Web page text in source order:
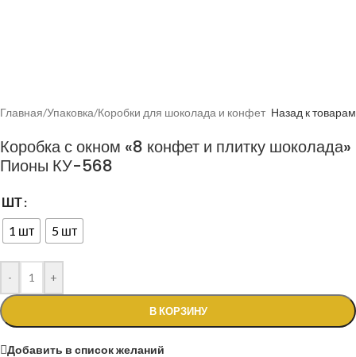
Главная/Упаковка/Коробки для шоколада и конфет Назад к товарам
Коробка с окном «8 конфет и плитку шоколада»
Пионы КУ-568
ШТ
1 шт
5 шт
- +
В КОРЗИНУ
Добавить в список желаний